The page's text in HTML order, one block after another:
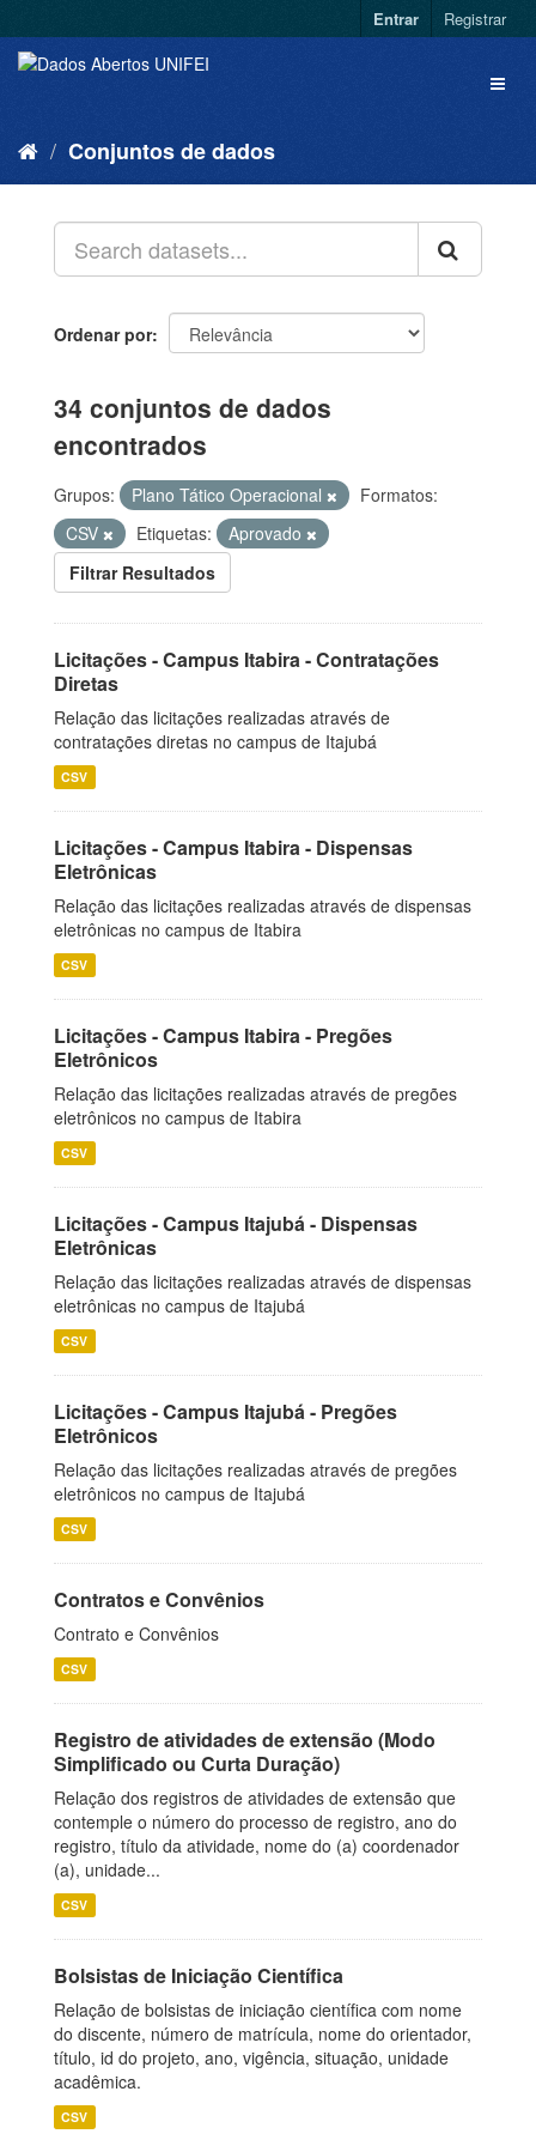
Entrar Registrar
Conjuntos de dados
Ordenar por
34 conjuntos de dados
encontrados
Grupos: Plano Tático Operacional
Formatos:
CSV
Etiquetas:
Aprovado
Filtrar Resultados
Licitações - Campus Itabira - Contratações
Diretas
Relação das licitações realizadas através de
contratações diretas no campus de Itajubá
CSV
Licitações - Campus Itabira - Dispensas
Eletrônicas
Relação das licitações realizadas através de dispensas
eletrônicas no campus de Itabira
CSV
Licitações - Campus Itabira - Pregões
Eletrônicos
Relação das licitações realizadas através de pregões
eletrônicos no campus de Itabira
CSV
Licitações - Campus Itajubá - Dispensas
Eletrônicas
Relação das licitações realizadas através de dispensas
eletrônicas no campus de Itajubá
CSV
Licitações - Campus Itajubá - Pregões
Eletrônicos
Relação das licitações realizadas através de pregões
eletrônicos no campus de Itajubá
CSV
Contratos e Convênios
Contrato e Convênios
CSV
Registro de atividades de extensão (Modo
Simplificado ou Curta Duração)
Relação dos registros de atividades de extensão que
contemple o número do processo de registro, ano do
registro, título da atividade, nome do (a) coordenador
(a), unidade...
CSV
Bolsistas de Iniciação Científica
Relação de bolsistas de iniciação científica com nome
do discente, número de matrícula, nome do orientador,
título, id do projeto, ano, vigência, situação, unidade
acadêmica.
CSV